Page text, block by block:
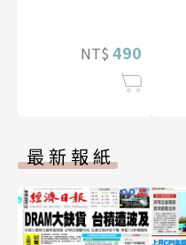
NT$ 490
最新報紙